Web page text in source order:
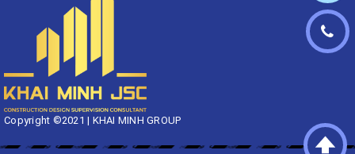
Copyright ©2021 | KHAI MINH GROUP